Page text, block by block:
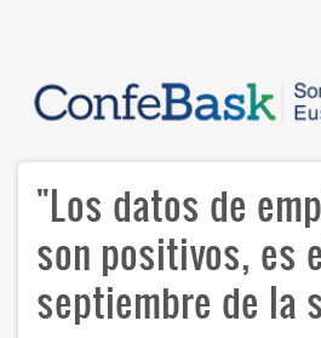
content
"Los datos de
son positivos, es
septiembre de la